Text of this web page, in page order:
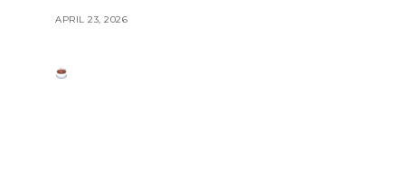
APRIL 23, 2026